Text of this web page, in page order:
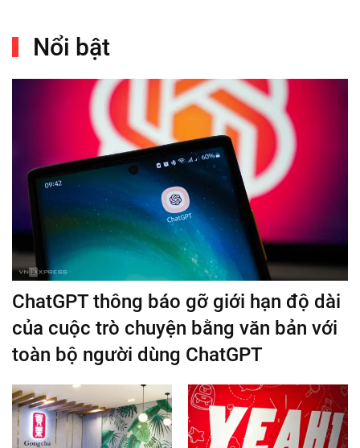
Nổi bật
ChatGPT thông báo gỡ giới hạn độ dài
của cuộc trò chuyện bằng văn bản với
toàn bộ người dùng ChatGPT